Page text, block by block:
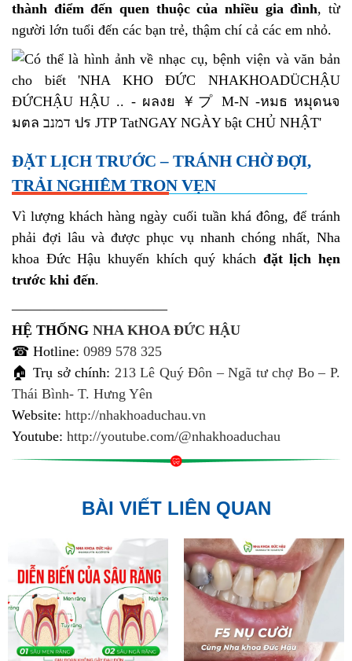
thành điểm đến quen thuộc của nhiều gia đình, từ
người lớn tuổi đến các bạn trẻ, thậm chí cả các em nhỏ.
ĐẶT LỊCH TRƯỚC – TRÁNH CHỜ ĐỢI,
TRẢI NGHIỆM TRỌN VẸN
Vì lượng khách hàng ngày cuối tuần khá đông, để tránh
phải đợi lâu và được phục vụ nhanh chóng nhất, Nha
khoa Đức Hậu khuyến khích quý khách đặt lịch hẹn
trước khi đến.
———————————
HỆ THỐNG NHA KHOA ĐỨC HẬU
☎ Hotline: 0989 578 325
🏠 Trụ sở chính: 213 Lê Quý Đôn – Ngã tư chợ Bo – P.
Thái Bình- T. Hưng Yên
Website: http://nhakhoaduchau.vn
Youtube: http://youtube.com/@nhakhoaduchau
BÀI VIẾT LIÊN QUAN